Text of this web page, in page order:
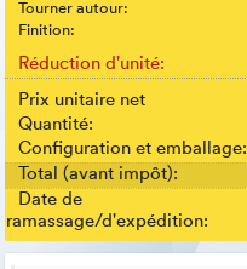
Tourner autour:
Finition:
Réduction d'unité:
Prix unitaire net
Quantité:
Configuration et emballage:
Total (avant impôt):
Date de
ramassage/d'expédition: